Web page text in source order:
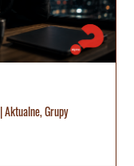
|Aktualne,Grupy